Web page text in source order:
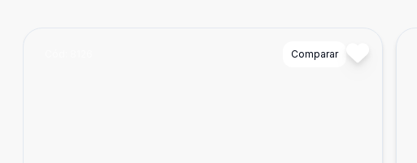
Comparar